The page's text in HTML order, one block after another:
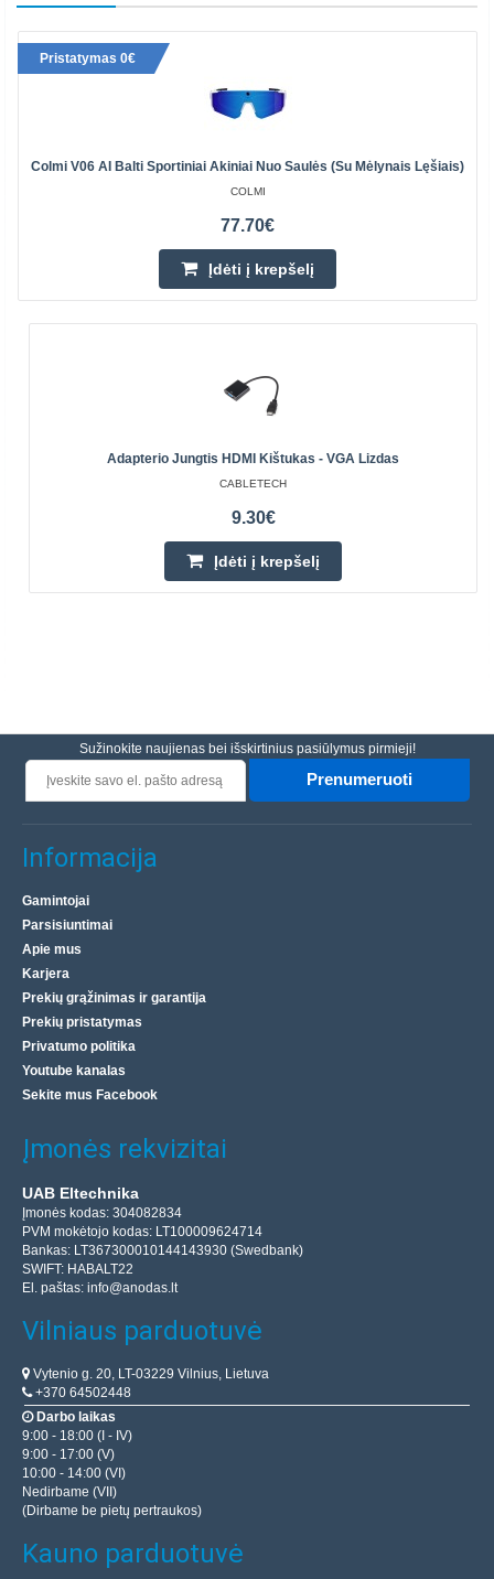
Pristatymas 0€
Colmi V06 AI Balti Sportiniai Akiniai Nuo Saulės (su Mėlynais Lęšiais)
COLMI
77.70€
Įdėti į krepšelį
Adapterio Jungtis HDMI Kištukas - VGA Lizdas
CABLETECH
9.30€
Įdėti į krepšelį
Sužinokite naujienas bei išskirtinius pasiūlymus pirmieji!
Prenumeruoti
Informacija
Gamintojai
Parsisiuntimai
Apie mus
Karjera
Prekių grąžinimas ir garantija
Prekių pristatymas
Privatumo politika
Youtube kanalas
Sekite mus Facebook
Įmonės rekvizitai
UAB Eltechnika
Įmonės kodas: 304082834
PVM mokėtojo kodas: LT100009624714
Bankas: LT367300010144143930 (Swedbank)
SWIFT: HABALT22
El. paštas: info@anodas.lt
Vilniaus parduotuvė
Vytenio g. 20, LT-03229 Vilnius, Lietuva
+370 64502448
Darbo laikas
9:00 - 18:00 (I - IV)
9:00 - 17:00 (V)
10:00 - 14:00 (VI)
Nedirbame (VII)
(Dirbame be pietų pertraukos)
Kauno parduotuvė